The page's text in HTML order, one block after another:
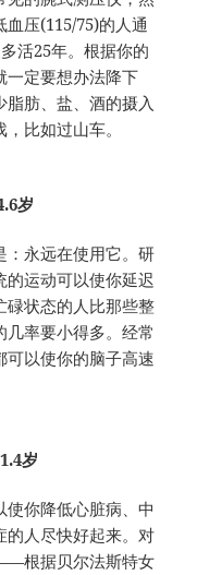
压(115/75)的人通
活25年。根据你的
一定要想办法降下
肪、盐、酒的摄入
比如过山车。
岁
永远在使用它。研
的运动可以使你延迟
碌状态的人比那些整
率要小得多。经常
可以使你的脑子高速
岁
你降低心脏病、中
的人尽快好起来。对
根据贝尔法斯特女